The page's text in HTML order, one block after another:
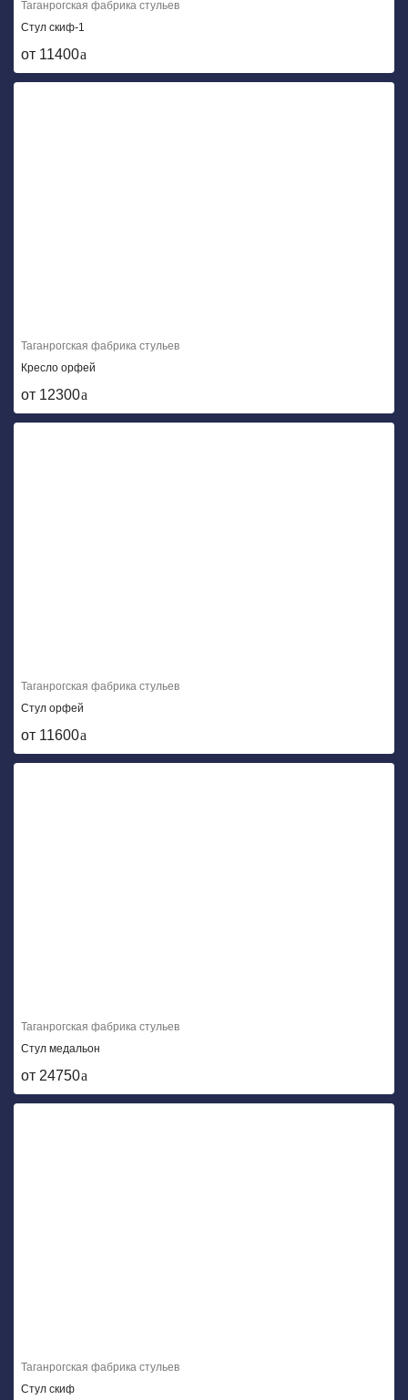
Таганрогская фабрика стульев
Стул скиф-1
от 11400
Таганрогская фабрика стульев
Кресло орфей
от 12300
Таганрогская фабрика стульев
Стул орфей
от 11600
Таганрогская фабрика стульев
Стул медальон
от 24750
Таганрогская фабрика стульев
Стул скиф